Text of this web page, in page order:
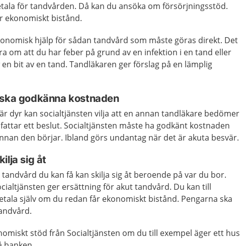
för tandvården. Då kan du ansöka om försörjningsstöd.
ekonomiskt bistånd.
hjälp för sådan tandvård som måste göras direkt. Det
om att du har feber på grund av en infektion i en tand eller
bit av en tand. Tandläkaren ger förslag på en lämplig
godkänna kostnaden
dyr kan socialtjänsten vilja att en annan tandläkare bedömer
ett beslut. Socialtjänsten måste ha godkänt kostnaden
den börjar. Ibland görs undantag när det är akuta besvär.
sig åt
du kan få kan skilja sig åt beroende på var du bor.
ger ersättning för akut tandvård. Du kan till
själv om du redan får ekonomiskt bistånd. Pengarna ska
stöd från Socialtjänsten om du till exempel äger ett hus